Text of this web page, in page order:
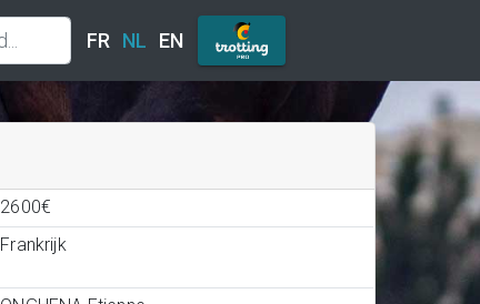
FR NL EN
2600€
Frankrijk